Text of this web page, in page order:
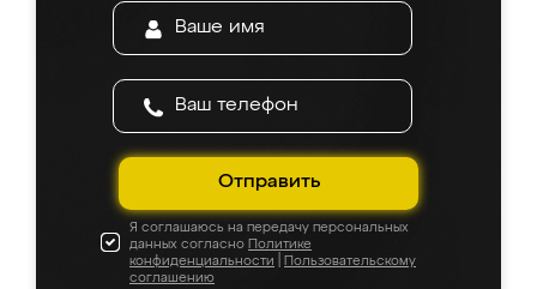
Отправить
Я соглашаюсь на передачу персональных
данных согласно Политике
конфиденциальности
Пользовательскому
соглашению